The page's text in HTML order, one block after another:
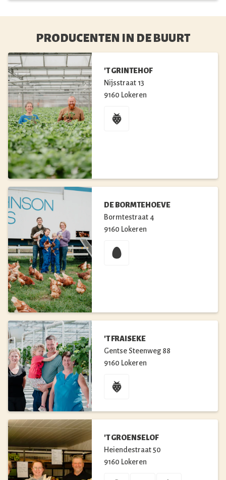
PRODUCENTEN IN DE BUURT
'T GRINTEHOF
Nijsstraat 13
9160 Lokeren
DE BORMTEHOEVE
Bormtestraat 4
9160 Lokeren
'T FRAISEKE
Gentse Steenweg 88
9160 Lokeren
'T GROENSELOF
Heiendestraat 50
9160 Lokeren